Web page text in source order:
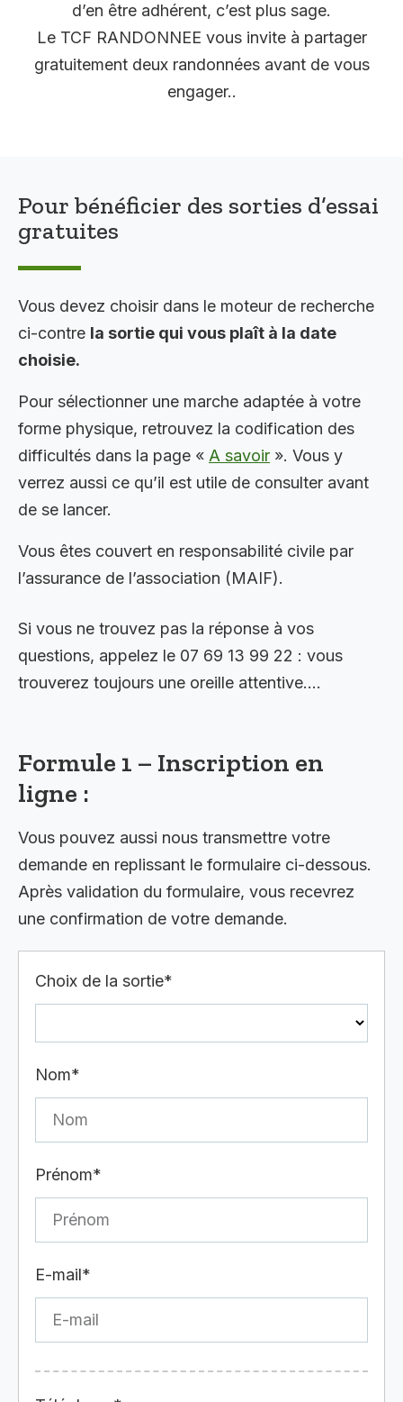
d’en être adhérent, c’est plus sage.
Le TCF RANDONNEE vous invite à partager
gratuitement deux randonnées avant de vous
engager..
Pour bénéficier des sorties d’essai
gratuites
Vous devez choisir dans le moteur de recherche
ci-contre la sortie qui vous plaît à la date
choisie.
Pour sélectionner une marche adaptée à votre
forme physique, retrouvez la codification des
difficultés dans la page « A savoir ». Vous y
verrez aussi ce qu’il est utile de consulter avant
de se lancer.
Vous êtes couvert en responsabilité civile par
l’assurance de l’association (MAIF).
Si vous ne trouvez pas la réponse à vos
questions, appelez le 07 69 13 99 22 : vous
trouverez toujours une oreille attentive….
Formule 1 – Inscription en
ligne :
Vous pouvez aussi nous transmettre votre
demande en replissant le formulaire ci-dessous.
Après validation du formulaire, vous recevrez
une confirmation de votre demande.
Choix de la sortie*
Nom*
Prénom*
E-mail*